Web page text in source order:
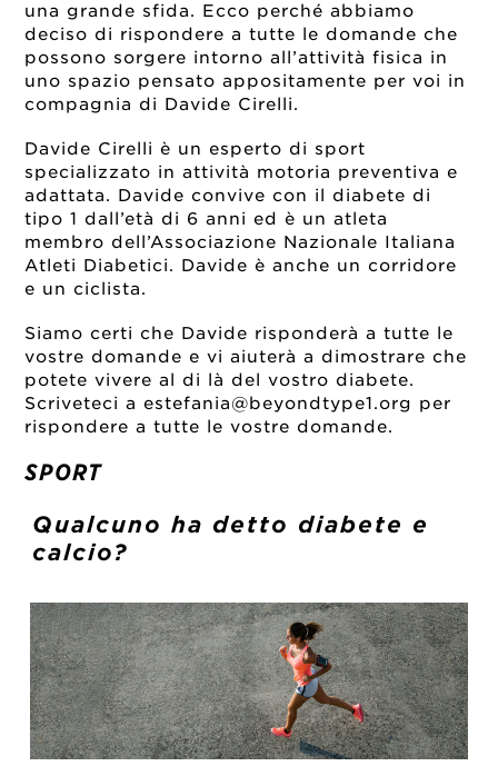
una grande sfida. Ecco perché abbiamo
deciso di rispondere a tutte le domande che
possono sorgere intorno all’attività fisica in
uno spazio pensato appositamente per voi in
compagnia di Davide Cirelli.
Davide Cirelli è un esperto di sport
specializzato in attività motoria preventiva e
adattata. Davide convive con il diabete di
tipo 1 dall’età di 6 anni ed è un atleta
membro dell’Associazione Nazionale Italiana
Atleti Diabetici. Davide è anche un corridore
e un ciclista.
Siamo certi che Davide risponderà a tutte le
vostre domande e vi aiuterà a dimostrare che
potete vivere al di là del vostro diabete.
Scriveteci a estefania@beyondtype1.org per
rispondere a tutte le vostre domande.
SPORT
Qualcuno ha detto diabete e
calcio?